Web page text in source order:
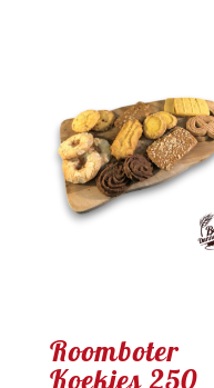
Roomboter